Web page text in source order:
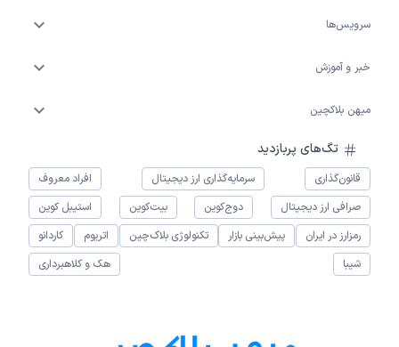
سرویس‌ها
خبر و آموزش
میهن بلاکچین
تگ‌های پربازدید
قانون‌گذاری سرمایه‌گذاری ارز دیجیتال
افراد معروف
صرافی ارز دیجیتال
دوج‌کوین بیت‌کوین
استیبل کوین
رمزارز در ایران
پیش‌بینی بازار تکنولوژی بلاک‌چین اتریوم
کاردانو
شیبا
هک و کلاهبرداری